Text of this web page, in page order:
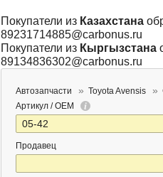
Покупатели из Казахстана
89231714885@carbonus.ru
Покупатели из Кыргызстана
89134836302@carbonus.ru
Автозапчасти Toyota Avensis
Артикул / OEM
Продавец